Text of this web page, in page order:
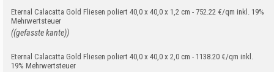
Eternal Calacatta Gold Fliesen poliert 40,0 x 40,0 x 1,2 cm - 752.22 €/qm inkl. 19%
Mehrwertsteuer
((gefasste kante))
Eternal Calacatta Gold Fliesen poliert 40,0 x 40,0 x 2,0 cm - 1138.20 €/qm inkl.
19% Mehrwertsteuer